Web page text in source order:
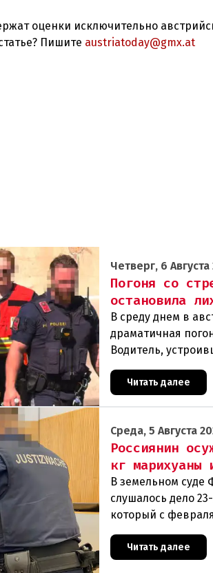
оценки исключительно
Пишите austriatoday@gmx.at
Четверг, 6 Августа
Погоня со
остановила
В среду днем в
драматичная
Водитель,
полиции,
столкновений.Что
Читать далее
Среда, 5 Августа
Россиянин
кг марихуаны
В земельном суде
слушалось дело
который с
Читать далее